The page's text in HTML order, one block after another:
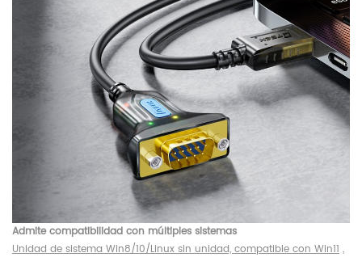
Admite compatibilidad con múltiples sistemas
Unidad de sistema Win8/10/Linux sin unidad, compatible con Win11 ,